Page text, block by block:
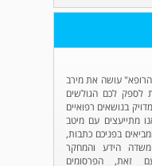
עושה את מירב
לספק לכם הגולשים
בנושאים רפואיים
מתייעצים עם מיטב
בפניכם כתבות,
משדה הידע והמחקר
זאת, הפרסומים